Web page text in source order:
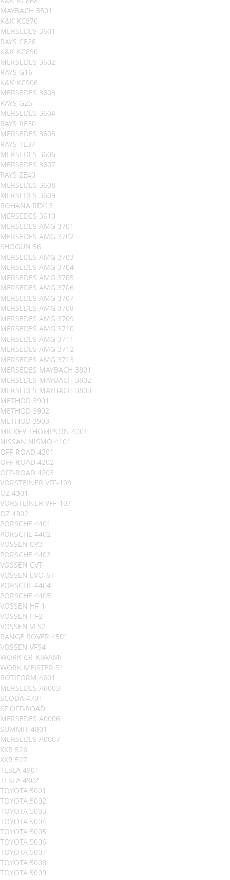
MAYBACH 3501
K&K KC876
MERSEDES 3601
RAYS CE28
K&K KC890
MERSEDES 3602
RAYS G16
K&K KC906
MERSEDES 3603
RAYS G25
MERSEDES 3604
RAYS RE30
MERSEDES 3605
RAYS TE37
MERSEDES 3606
MERSEDES 3607
RAYS ZE40
MERSEDES 3608
MERSEDES 3609
ROHANA RFX13
MERSEDES 3610
MERSEDES AMG 3701
MERSEDES AMG 3702
SHOGUN S6
MERSEDES AMG 3703
MERSEDES AMG 3704
MERSEDES AMG 3705
MERSEDES AMG 3706
MERSEDES AMG 3707
MERSEDES AMG 3708
MERSEDES AMG 3709
MERSEDES AMG 3710
MERSEDES AMG 3711
MERSEDES AMG 3712
MERSEDES AMG 3713
MERSEDES MAYBACH 3801
MERSEDES MAYBACH 3802
MERSEDES MAYBACH 3803
METHOD 3901
METHOD 3902
METHOD 3903
MICKEY THOMPSON 4001
NISSAN NISMO 4101
OFF-ROAD 4201
OFF-ROAD 4202
OFF-ROAD 4203
VORSTEINER VFF-103
OZ 4301
VORSTEINER VFF-107
OZ 4302
PORSCHE 4401
PORSCHE 4402
VOSSEN CV3
PORSCHE 4403
VOSSEN CVT
VOSSEN EVO-6T
PORSCHE 4404
PORSCHE 4405
VOSSEN HF-1
VOSSEN HF2
VOSSEN VFS2
RANGE ROVER 4501
VOSSEN VFS4
WORK CR-KIWAMI
WORK MEISTER S1
ROTIFORM 4601
MERSEDES A0003
SCODA 4701
XF OFF-ROAD
MERSEDES A0006
SUMMIT 4801
MERSEDES A0007
XXR 526
XXR 527
TESLA 4901
TESLA 4902
TOYOTA 5001
TOYOTA 5002
TOYOTA 5003
TOYOTA 5004
TOYOTA 5005
TOYOTA 5006
TOYOTA 5007
TOYOTA 5008
TOYOTA 5009